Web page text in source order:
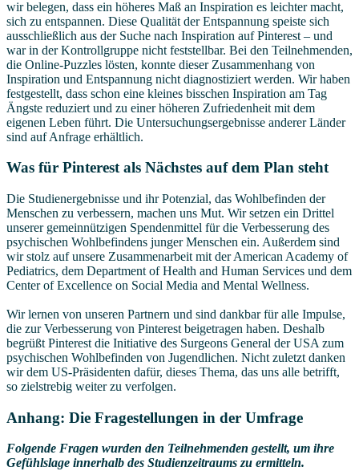
wir belegen, dass ein höheres Maß an Inspiration es leichter macht,
sich zu entspannen. Diese Qualität der Entspannung speiste sich
ausschließlich aus der Suche nach Inspiration auf Pinterest – und
war in der Kontrollgruppe nicht feststellbar. Bei den Teilnehmenden,
die Online-Puzzles lösten, konnte dieser Zusammenhang von
Inspiration und Entspannung nicht diagnostiziert werden. Wir haben
festgestellt, dass schon eine kleines bisschen Inspiration am Tag
Ängste reduziert und zu einer höheren Zufriedenheit mit dem
eigenen Leben führt. Die Untersuchungsergebnisse anderer Länder
sind auf Anfrage erhältlich.
Was für Pinterest als Nächstes auf dem Plan steht
Die Studienergebnisse und ihr Potenzial, das Wohlbefinden der
Menschen zu verbessern, machen uns Mut. Wir setzen ein Drittel
unserer gemeinnützigen Spendenmittel für die Verbesserung des
psychischen Wohlbefindens junger Menschen ein. Außerdem sind
wir stolz auf unsere Zusammenarbeit mit der American Academy of
Pediatrics, dem Department of Health and Human Services und dem
Center of Excellence on Social Media and Mental Wellness.
Wir lernen von unseren Partnern und sind dankbar für alle Impulse,
die zur Verbesserung von Pinterest beigetragen haben. Deshalb
begrüßt Pinterest die Initiative des Surgeons General der USA zum
psychischen Wohlbefinden von Jugendlichen. Nicht zuletzt danken
wir dem US-Präsidenten dafür, dieses Thema, das uns alle betrifft,
so zielstrebig weiter zu verfolgen.
Anhang: Die Fragestellungen in der Umfrage
Folgende Fragen wurden den Teilnehmenden gestellt, um ihre
Gefühlslage innerhalb des Studienzeitraums zu ermitteln.